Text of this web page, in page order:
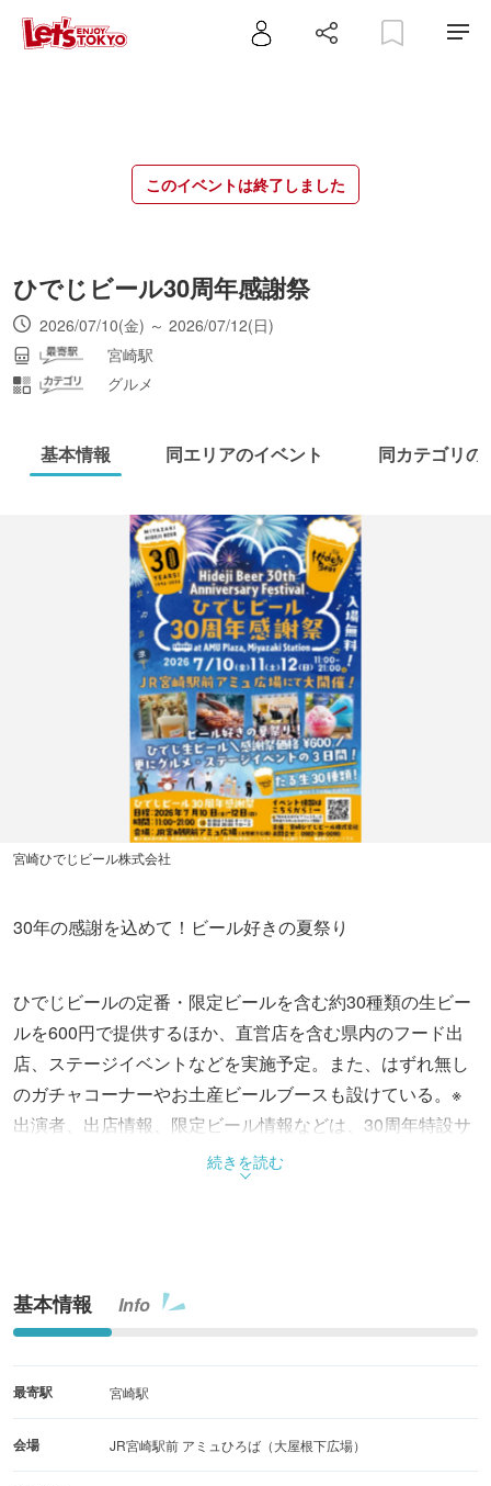
このイベントは終了しました
ひでじビール30周年感謝祭
2026/07/10(金) ～ 2026/07/12(日)
宮崎駅
グルメ
基本情報 同エリアのイベント 同カテゴリの
宮崎ひでじビール株式会社
30年の感謝を込めて！ビール好きの夏祭り
ひでじビールの定番・限定ビールを含む約30種類の生ビー
ルを600円で提供するほか、直営店を含む県内のフード出
店、ステージイベントなどを実施予定。また、はずれ無し
のガチャコーナーやお土産ビールブースも設けている。※
出演者、出店情報、限定ビール情報などは、30周年特設サ
イトおよび公式SNSにて順次発表
続きを読む
基本情報 Info
最寄駅 宮崎駅
会場 JR宮崎駅前 アミュひろば（大屋根下広場）